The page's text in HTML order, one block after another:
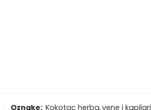
Oznake: Kokotac herba,vene i kapilari